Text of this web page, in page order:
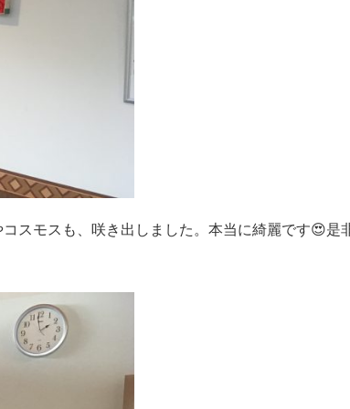
スモスも、咲き出しました。本当に綺麗です😍是